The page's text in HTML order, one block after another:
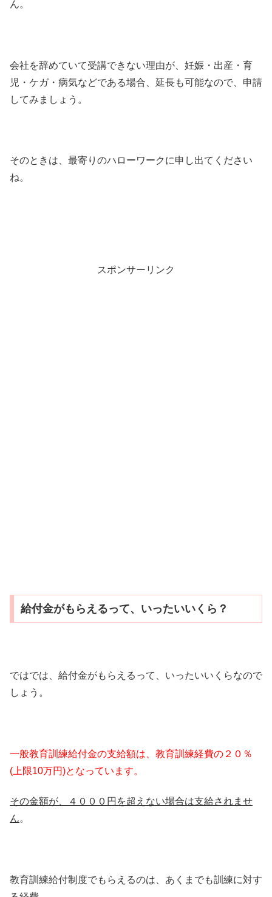
ん。
会社を辞めていて受講できない理由が、妊娠・出産・育
児・ケガ・病気などである場合、延長も可能なので、申請
してみましょう。
そのときは、最寄りのハローワークに申し出てください
ね。
スポンサーリンク
給付金がもらえるって、いったいいくら？
ではでは、給付金がもらえるって、いったいいくらなので
しょう。
一般教育訓練給付金の支給額は、教育訓練経費の２０％
(上限10万円)となっています。
その金額が、４０００円を超えない場合は支給されませ
ん。
教育訓練給付制度でもらえるのは、あくまでも訓練に対す